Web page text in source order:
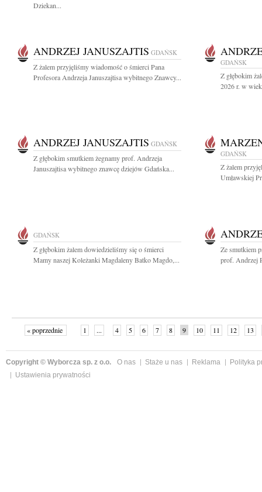
Dziekan...
ANDRZEJ JANUSZAJTIS GDAŃSK
Z żalem przyjęliśmy wiadomość o śmierci Pana
Profesora Andrzeja Januszajtisa wybitnego Znawcy...
GDAŃSK
Z głębokim
2026 r. w
ANDRZEJ JANUSZAJTIS GDAŃSK
Z głębokim smutkiem żegnamy prof. Andrzeja
Januszajtisa wybitnego znawcę dziejów Gdańska...
GDAŃSK
Z żalem
Umławskiej
GDAŃSK
Z głębokim żalem dowiedzieliśmy się o śmierci
Mamy naszej Koleżanki Magdaleny Batko Magdo,...
Ze smutkiem
prof. Andrzej
« poprzednie 1 ... 4 5 6 7 8 9 10 11 12 13
Copyright © Wyborcza sp. z o.o. O nas Staże u nas Reklama
Polityka
Ustawienia prywatności